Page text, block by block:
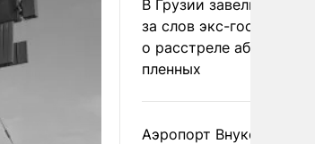
В Грузии завели дело
за слов экс-
о расстреле абхазских
пленных
Аэропорт Внуково